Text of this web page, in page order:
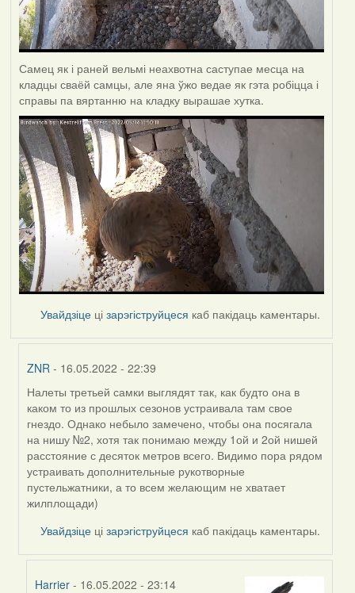
Самец як і раней вельмі неахвотна саступае месца на
кладцы сваёй самцы, але яна ўжо ведае як гэта робіцца і
справы па вяртанню на кладку вырашае хутка.
Увайдзіце цізарэгіструйцеся каб пакідаць каментары.
ZNR - 16.05.2022 - 22:39
In
reply
to
by
Harrier
Налеты третьей самки выглядят так, как будто она в
каком то из прошлых сезонов устраивала там свое
гнездо. Однако небыло замечено, чтобы она посягала
на нишу №2, хотя так понимаю между 1ой и 2ой нишей
расстояние с десяток метров всего. Видимо пора рядом
устраивать дополнительные рукотворные
пустельжатники, а то всем желающим не хватает
жилплощади)
Увайдзіце цізарэгіструйцеся каб пакідаць каментары.
Harrier - 16.05.2022 - 23:14